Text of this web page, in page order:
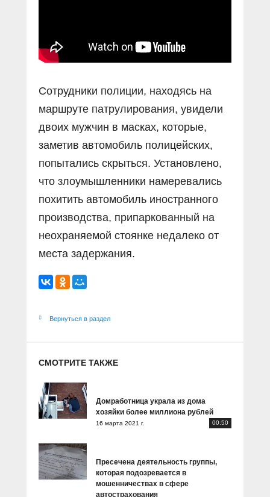
Сотрудники полиции, находясь на
маршруте патрулирования, увидели
двоих мужчин в масках, которые,
заметив автомобиль полицейских,
попытались скрыться. Установлено,
что злоумышленники намеревались
похитить автомобиль иностранного
производства, припаркованный на
неохраняемой стоянке недалеко от
места задержания.
Вернуться в раздел
СМОТРИТЕ ТАКЖЕ
Домработница украла из дома
хозяйки более миллиона рублей
16 марта 2021 г. 00:50
Пресечена деятельность группы,
которая подозревается в
мошенничествах в сфере
автострахования